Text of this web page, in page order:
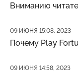
Вниманию
Дата публикации
09 ИЮНЯ 15:08, 2023
Почему Play
Дата публикации
09 ИЮНЯ 14:58, 2023